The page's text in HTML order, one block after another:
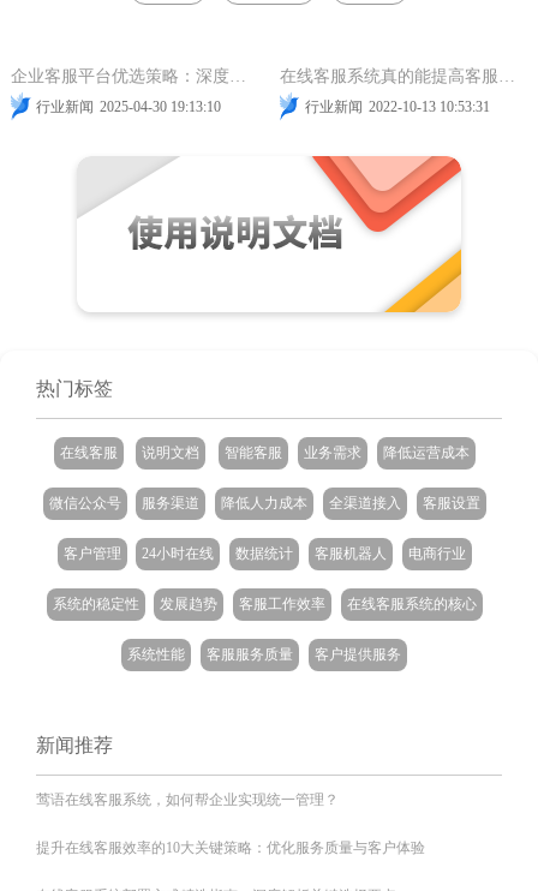
企业客服平台优选策略：深度解析与实施指南
行业新闻 2025-04-30 19:13:10
在线客服系统真的能提高客服工作效率吗？
行业新闻 2022-10-13 10:53:31
热门标签
在线客服 说明文档 智能客服 业务需求 降低运营成本
微信公众号 服务渠道 降低人力成本 全渠道接入 客服设置
客户管理 24小时在线 数据统计 客服机器人 电商行业
系统的稳定性 发展趋势 客服工作效率 在线客服系统的核心
系统性能 客服服务质量 客户提供服务
新闻推荐
莺语在线客服系统，如何帮企业实现统一管理？
提升在线客服效率的10大关键策略：优化服务质量与客户体验